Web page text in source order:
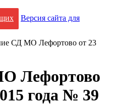
Версия сайта для
СД МО Лефортово от 23
Лефортово
года № 39